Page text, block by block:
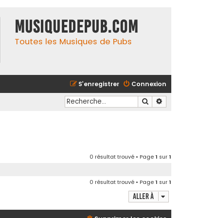
MusiqueDePub.com
Toutes les Musiques de Pubs
Connexion
S’enregistrer
Rechercher
0 résultat trouvé • Page1 sur1
0 résultat trouvé • Page1 sur1
Aller à